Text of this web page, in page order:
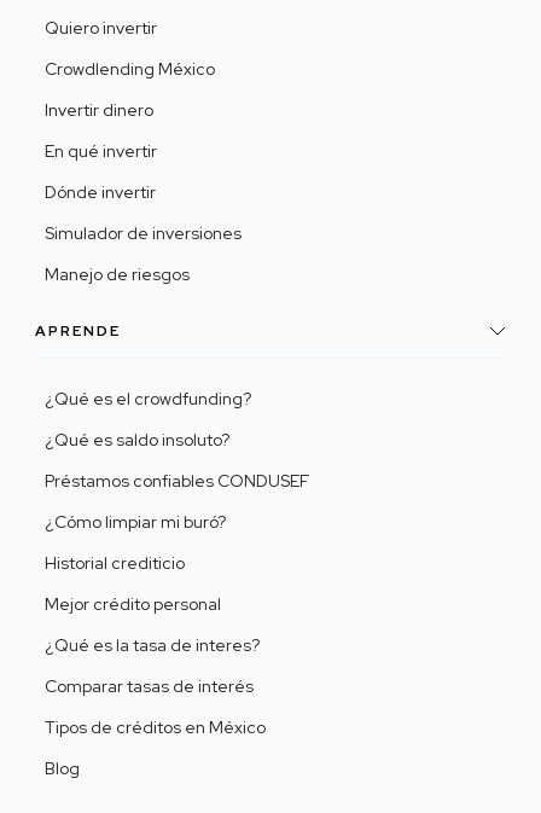
Quiero invertir
Crowdlending México
Invertir dinero
En qué invertir
Dónde invertir
Simulador de inversiones
Manejo de riesgos
APRENDE
¿Qué es el crowdfunding?
¿Qué es saldo insoluto?
Préstamos confiables CONDUSEF
¿Cómo limpiar mi buró?
Historial crediticio
Mejor crédito personal
¿Qué es la tasa de interes?
Comparar tasas de interés
Tipos de créditos en México
Blog